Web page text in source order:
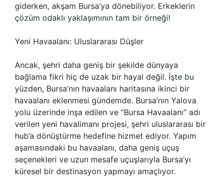
giderken, akşam Bursa’ya dönebiliyor. Erkeklerin
çözüm odaklı yaklaşımının tam bir örneği!
Yeni Havaalanı: Uluslararası Düşler
Ancak, şehri daha geniş bir şekilde dünyaya
bağlama fikri hiç de uzak bir hayal değil. İşte bu
yüzden, Bursa’nın havaalanı haritasına ikinci bir
havaalanı eklenmesi gündemde. Bursa’nın Yalova
yolu üzerinde inşa edilen ve “Bursa Havaalanı” adı
verilen yeni havalimanı projesi, şehri uluslararası bir
hub’a dönüştürme hedefine hizmet ediyor. Yapım
aşamasındaki bu havaalanı, daha geniş uçuş
seçenekleri ve uzun mesafe uçuşlarıyla Bursa’yı
küresel bir destinasyon yapmayı amaçlıyor.